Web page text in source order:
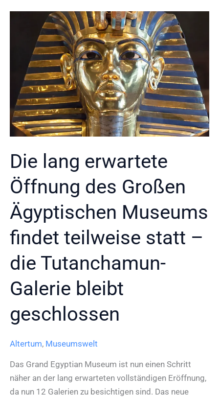
Die lang erwartete
Öffnung des Großen
Ägyptischen Museums
findet teilweise statt –
die Tutanchamun-
Galerie bleibt
geschlossen
Altertum, Museumswelt
Das Grand Egyptian Museum ist nun einen Schritt
näher an der lang erwarteten vollständigen Eröffnung,
da nun 12 Galerien zu besichtigen sind. Das neue